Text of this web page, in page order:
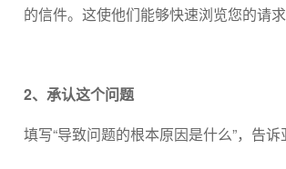
的信件。这使他们能够快速浏览您的请求
2、承认这个问题
填写“导致问题的根本原因是什么”，告